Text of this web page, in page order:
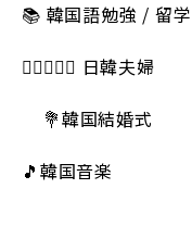
📚 韓国語勉強 / 留学
👩🏻‍❤️‍👨🏻 日韓夫婦
💐韓国結婚式
🎵韓国音楽